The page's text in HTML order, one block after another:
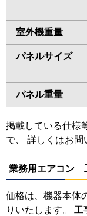
室外機重量
パネルサイズ
パネル重量
掲載している仕様
で、 詳しくはお問
業務用エアコン
価格は、機器本体
りいたします。